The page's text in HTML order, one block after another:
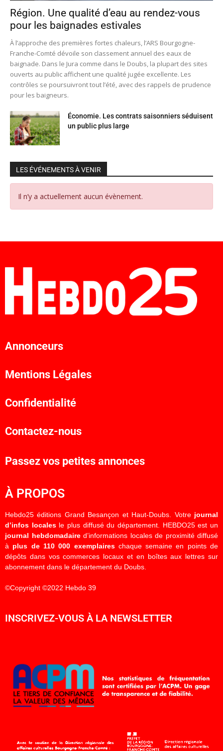
Région. Une qualité d’eau au rendez-vous
pour les baignades estivales
À l’approche des premières fortes chaleurs, l’ARS Bourgogne-
Franche-Comté dévoile son classement annuel des eaux de
baignade. Dans le Jura comme dans le Doubs, la plupart des sites
ouverts au public affichent une qualité jugée excellente. Les
contrôles se poursuivront tout l’été, avec des rappels de prudence
pour les baigneurs.
Économie. Les contrats saisonniers séduisent
un public plus large
LES ÉVÉNEMENTS À VENIR
Il n’y a actuellement aucun évènement.
Annonceurs
Mentions Légales
Confidentialité
Contactez-nous
Passez vos petites annonces
À PROPOS
Hebdo25 éditions Grand Besançon et Haut-Doubs. Votre journal
d’infos localesle plus diffusé du département. HEBDO25 est un
journal hebdomadaired’informations locales de proximité diffusé
à plus de 110 000 exemplaireschaque semaine en points de
dépôts dans vos commerces locaux et en boîtes aux lettres sur
abonnement dans le département du Doubs.
©Copyright ©2022 Hebdo 39
INSCRIVEZ-VOUS À LA NEWSLETTER